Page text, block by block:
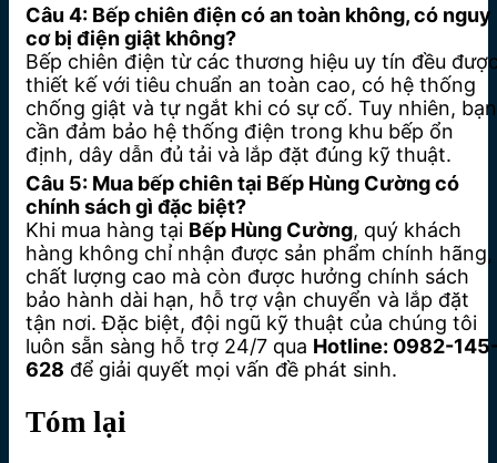
Câu 4: Bếp chiên điện có an toàn không, có nguy
cơ bị điện giật không?
Bếp chiên điện từ các thương hiệu uy tín đều
thiết kế với tiêu chuẩn an toàn cao, có hệ thống
chống giật và tự ngắt khi có sự cố. Tuy nhiên, bạn
cần đảm bảo hệ thống điện trong khu bếp ổn
định, dây dẫn đủ tải và lắp đặt đúng kỹ thuật.
Câu 5: Mua bếp chiên tại Bếp Hùng Cường có
chính sách gì đặc biệt?
Khi mua hàng tại Bếp Hùng Cường, quý khách
hàng không chỉ nhận được sản phẩm chính hãng,
chất lượng cao mà còn được hưởng chính sách
bảo hành dài hạn, hỗ trợ vận chuyển và lắp đặt
tận nơi. Đặc biệt, đội ngũ kỹ thuật của chúng tôi
luôn sẵn sàng hỗ trợ 24/7 qua Hotline: 0982-
628 để giải quyết mọi vấn đề phát sinh.
Tóm lại